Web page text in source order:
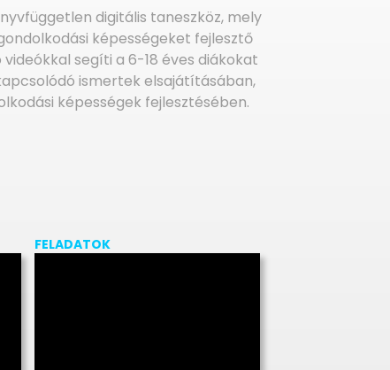
digitális taneszköz, mely
képességeket fejlesztő
segíti a 6-18 éves diákokat
ismertek elsajátításában,
képességek fejlesztésében.
FELADATOK